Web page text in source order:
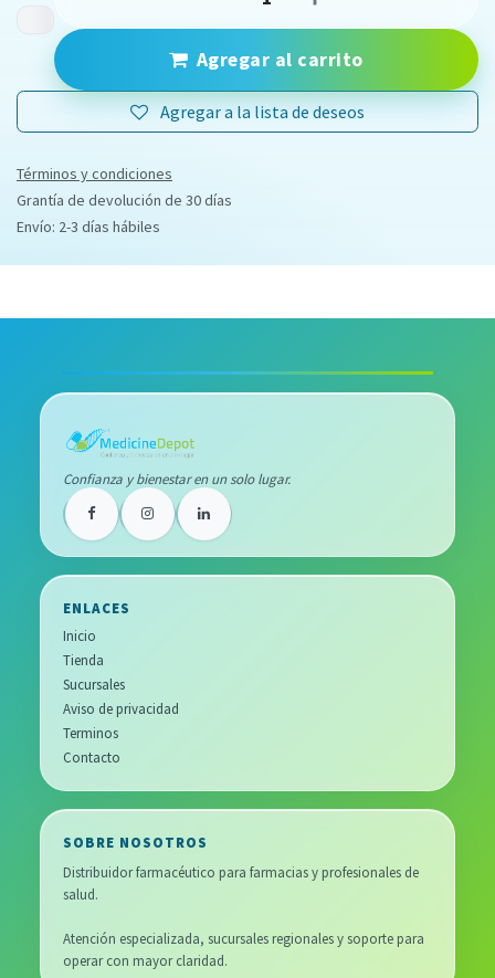
Agregar al carrito
Agregar a la lista de deseos
Términos y condiciones
Grantía de devolución de 30 días
Envío: 2-3 días hábiles
Confianza y bienestar en un solo lugar.
ENLACES
Inicio
Tienda
Sucursales
Aviso de privacidad
Terminos
Contacto
SOBRE NOSOTROS
Distribuidor farmacéutico para farmacias y profesionales de
salud.
Atención especializada, sucursales regionales y soporte para
operar con mayor claridad.